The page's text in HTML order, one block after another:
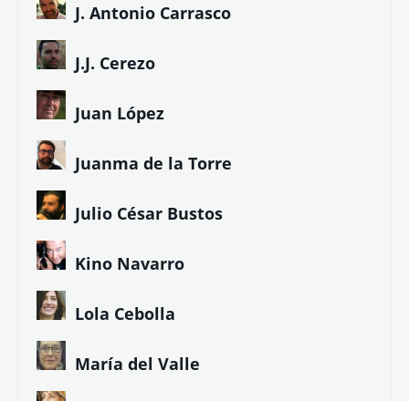
J. Antonio Carrasco
J.J. Cerezo
Juan López
Juanma de la Torre
Julio César Bustos
Kino Navarro
Lola Cebolla
María del Valle